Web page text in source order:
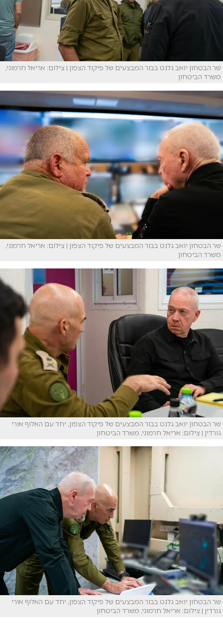
שר הבטחון יואב גלנט בבור המבצעים של פיקוד הצפון | צילום: אריאל חרמוני,
משרד הביטחון
שר הבטחון יואב גלנט בבור המבצעים של פיקוד הצפון | צילום: אריאל חרמוני,
משרד הביטחון
שר הבטחון יואב גלנט בבור המבצעים של פיקוד הצפון, יחד עם האלוף אורי
גורדין | צילום: אריאל חרמוני, משרד הביטחון
שר הבטחון יואב גלנט בבור המבצעים של פיקוד הצפון, יחד עם האלוף אורי
גורדין | צילום: אריאל חרמוני, משרד הביטחון